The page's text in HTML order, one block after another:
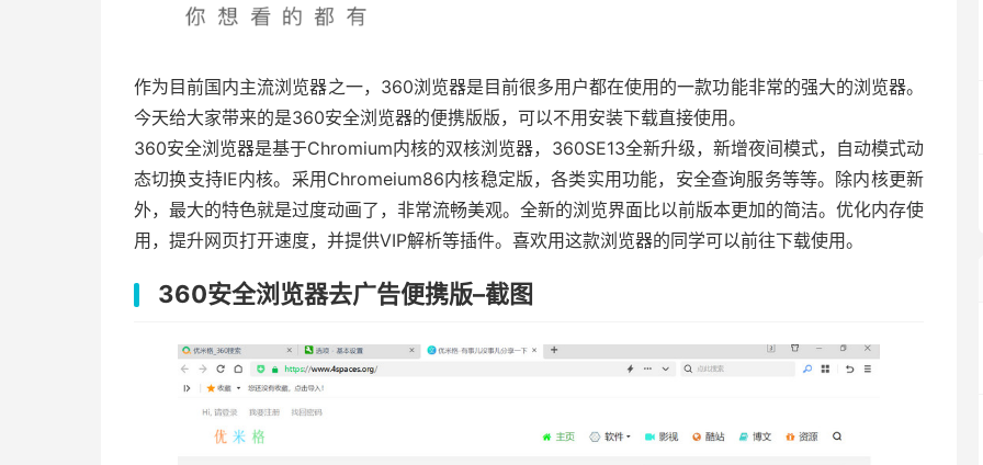
作为目前国内主流浏览器之一，360浏览器是目前很多用户都在使用的一款功能非常的强大的浏览器。
今天给大家带来的是360安全浏览器的便携版版，可以不用安装下载直接使用。
360安全浏览器是基于Chromium内核的双核浏览器，360SE13全新升级，新增夜间模式，自动模式动
态切换支持IE内核。采用Chromeium86内核稳定版，各类实用功能，安全查询服务等等。除内核更新
外，最大的特色就是过度动画了，非常流畅美观。全新的浏览界面比以前版本更加的简洁。优化内存使
用，提升网页打开速度，并提供VIP解析等插件。喜欢用这款浏览器的同学可以前往下载使用。
360安全浏览器去广告便携版–截图